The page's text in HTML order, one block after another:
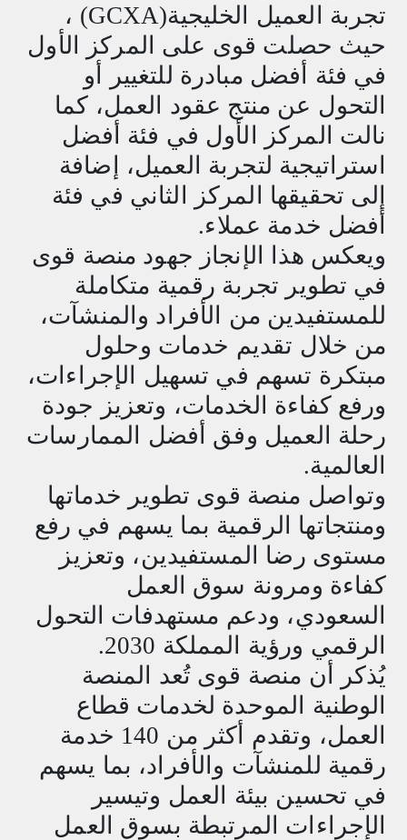
تجربة العميل الخليجية(GCXA) ،
حيث حصلت قوى على المركز الأول
في فئة أفضل مبادرة للتغيير أو
التحول عن منتج عقود العمل، كما
نالت المركز الأول في فئة أفضل
استراتيجية لتجربة العميل، إضافة
إلى تحقيقها المركز الثاني في فئة
أفضل خدمة عملاء.
ويعكس هذا الإنجاز جهود منصة قوى
في تطوير تجربة رقمية متكاملة
للمستفيدين من الأفراد والمنشآت،
من خلال تقديم خدمات وحلول
مبتكرة تسهم في تسهيل الإجراءات،
ورفع كفاءة الخدمات، وتعزيز جودة
رحلة العميل وفق أفضل الممارسات
العالمية.
وتواصل منصة قوى تطوير خدماتها
ومنتجاتها الرقمية بما يسهم في رفع
مستوى رضا المستفيدين، وتعزيز
كفاءة ومرونة سوق العمل
السعودي، ودعم مستهدفات التحول
الرقمي ورؤية المملكة 2030
.
يُذكر أن منصة قوى تُعد المنصة
الوطنية الموحدة لخدمات قطاع
العمل، وتقدم أكثر من 140 خدمة
رقمية للمنشآت والأفراد، بما يسهم
في تحسين بيئة العمل وتيسير
الإجراءات المرتبطة بسوق العمل